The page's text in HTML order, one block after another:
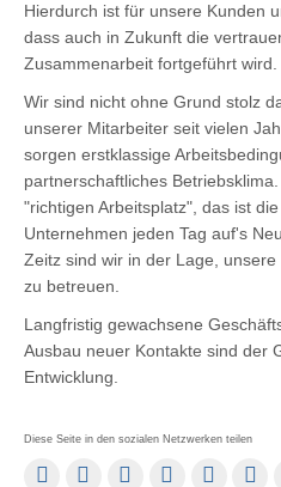
Hierdurch ist für unsere Kunden
dass auch in Zukunft die
Zusammenarbeit fortgeführt wird.
Wir sind nicht ohne Grund stolz
unserer Mitarbeiter seit vielen
sorgen erstklassige
partnerschaftliches
"richtigen Arbeitsplatz", das ist
Unternehmen jeden Tag auf's
Zeitz sind wir in der Lage,
zu betreuen.
Langfristig gewachsene
Ausbau neuer Kontakte sind der
Entwicklung.